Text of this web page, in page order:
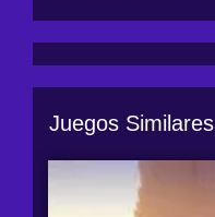
Juegos Similares